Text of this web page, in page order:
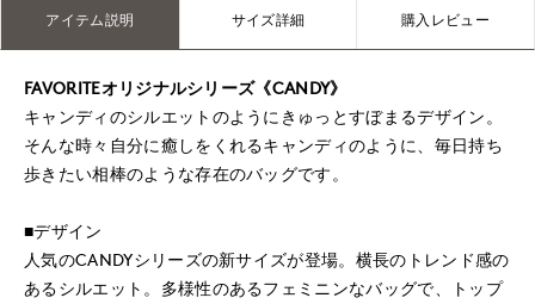
アイテム説明 サイズ詳細 購入レビュー
FAVORITEオリジナルシリーズ《CANDY》
キャンディのシルエットのようにきゅっとすぼまるデザイン。
そんな時々自分に癒しをくれるキャンディのように、毎日持ち
歩きたい相棒のような存在のバッグです。
■デザイン
人気のCANDYシリーズの新サイズが登場。横長のトレンド感の
あるシルエット。多様性のあるフェミニンなバッグで、トップ